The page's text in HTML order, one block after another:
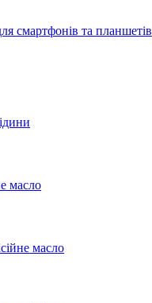
смартфонів та планшетів
масло
масло